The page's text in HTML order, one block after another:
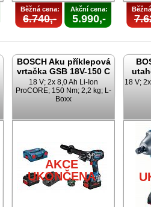
Běžná cena:
6.740,-
Akční cena:
5.990,-
BOSCH Aku příklepová
vrtačka GSB 18V-150 C
18 V; 2x 8,0 Ah Li-Ion
ProCORE; 150 Nm; 2,2 kg; L-
Boxx
AKCE
UKONČENA
18 V;